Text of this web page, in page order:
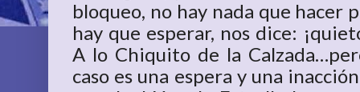
bloqueo, no hay nada que hacer
hay que esperar, nos dice:
A lo Chiquito de la
caso es una espera y una